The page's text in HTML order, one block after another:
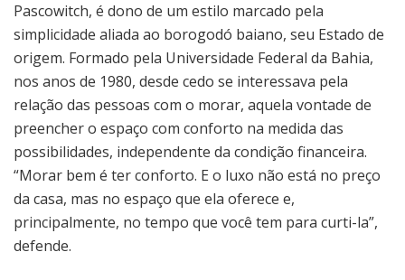
Pascowitch, é dono de um estilo marcado pela
simplicidade aliada ao borogodó baiano, seu Estado de
origem. Formado pela Universidade Federal da Bahia,
nos anos de 1980, desde cedo se interessava pela
relação das pessoas com o morar, aquela vontade de
preencher o espaço com conforto na medida das
possibilidades, independente da condição financeira.
“Morar bem é ter conforto. E o luxo não está no preço
da casa, mas no espaço que ela oferece e,
principalmente, no tempo que você tem para curti-la”,
defende.